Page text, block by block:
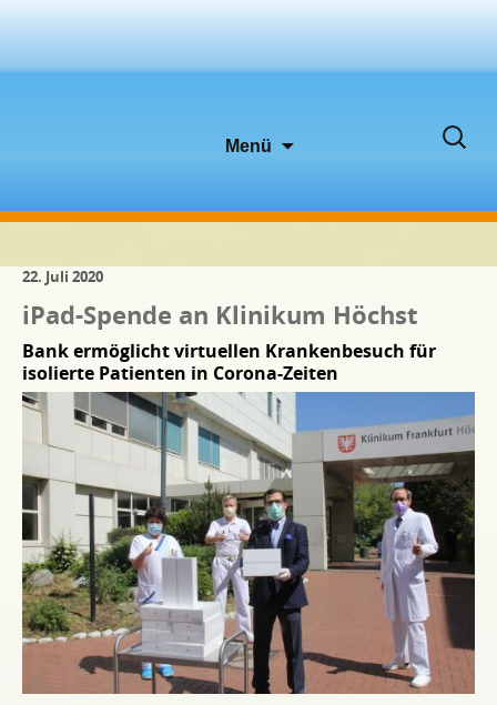
Menü
Suchen
22. Juli 2020
iPad-Spende an Klinikum Höchst
Bank ermöglicht virtuellen Krankenbesuch für
isolierte Patienten in Corona-Zeiten